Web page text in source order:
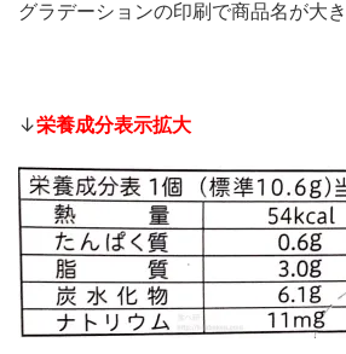
グラデーションの印刷で商品名が大
↓栄養成分表示拡大